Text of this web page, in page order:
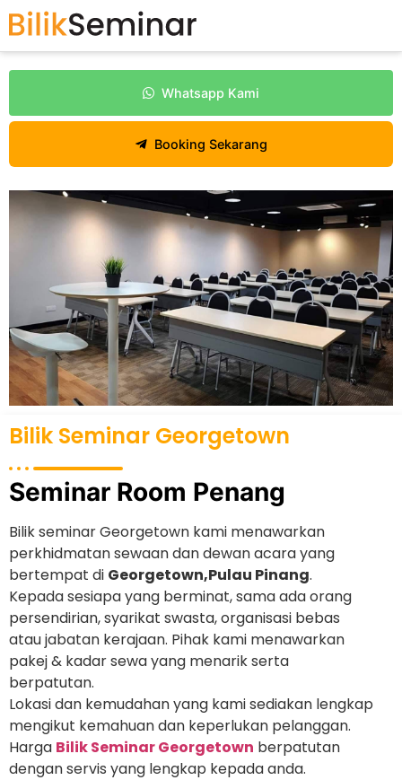
Whatsapp Kami
Booking Sekarang
Bilik Seminar Georgetown
Seminar Room Penang
Bilik seminar Georgetown kami menawarkan
perkhidmatan sewaan dan dewan acara yang
bertempat di Georgetown,Pulau Pinang.
Kepada sesiapa yang berminat, sama ada orang
persendirian, syarikat swasta, organisasi bebas
atau jabatan kerajaan. Pihak kami menawarkan
pakej & kadar sewa yang menarik serta
berpatutan.
Lokasi dan kemudahan yang kami sediakan lengkap
mengikut kemahuan dan keperlukan pelanggan.
Harga Bilik Seminar Georgetown berpatutan
dengan servis yang lengkap kepada anda.